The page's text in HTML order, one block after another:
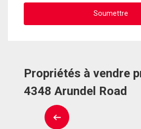
Propriétés à vendre
4348 Arundel Road